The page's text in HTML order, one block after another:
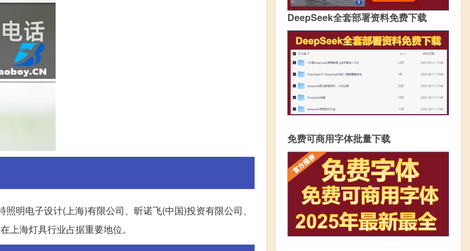
明电子设计(上海)有限公司、昕诺飞(中国)投资有限公司、
上海灯具行业占据重要地位。
DeepSeek全套部署资料免费下载
免费可商用字体批量下载